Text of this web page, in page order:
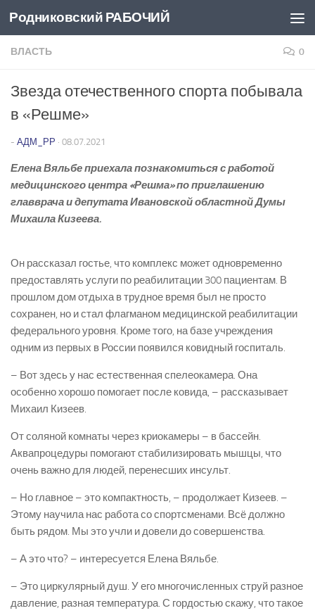
Перейти к содержимому
Родниковский РАБОЧИЙ
ВЛАСТЬ 0
Звезда отечественного спорта побывала
в «Решме»
- АДМ_РР · 08.07.2021
Елена Вяльбе приехала познакомиться с работой
медицинского центра «Решма» по приглашению
главврача и депутата Ивановской областной Думы
Михаила Кизеева.
Он рассказал гостье, что комплекс может одновременно
предоставлять услуги по реабилитации 300 пациентам. В
прошлом дом отдыха в трудное время был не просто
сохранен, но и стал флагманом медицинской реабилитации
федерального уровня. Кроме того, на базе учреждения
одним из первых в России появился ковидный госпиталь.
– Вот здесь у нас естественная спелеокамера. Она
особенно хорошо помогает после ковида, – рассказывает
Михаил Кизеев.
От соляной комнаты через криокамеры – в бассейн.
Аквапроцедуры помогают стабилизировать мышцы, что
очень важно для людей, перенесших инсульт.
– Но главное – это компактность, – продолжает Кизеев. –
Этому научила нас работа со спортсменами. Всё должно
быть рядом. Мы это учли и довели до совершенства.
– А это что? – интересуется Елена Вяльбе.
– Это циркулярный душ. У его многочисленных струй разное
давление, разная температура. С гордостью скажу, что такое